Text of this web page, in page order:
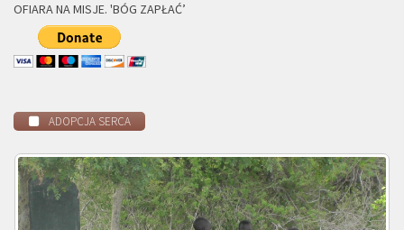
OFIARA NA MISJE. 'BÓG ZAPŁAĆ’
ADOPCJA SERCA